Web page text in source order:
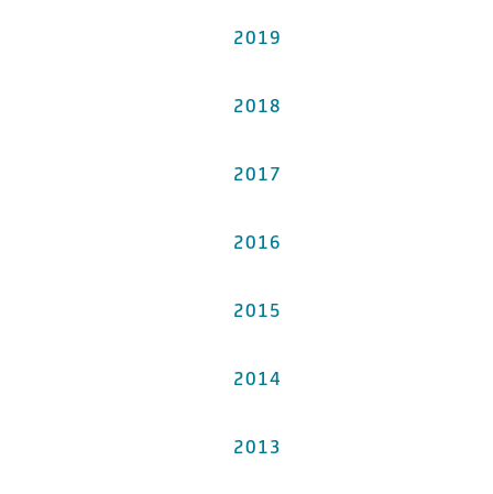
2019
2018
2017
2016
2015
2014
2013